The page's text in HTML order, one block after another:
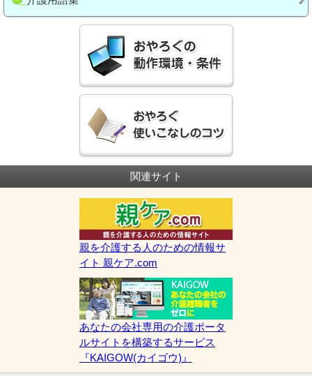
関連サイト
親を介護する人のための情報サ
イト 親ケア.com
あなたの会社専用の介護ポータ
ルサイトを構築するサービス
『KAIGOW(カイゴウ)』